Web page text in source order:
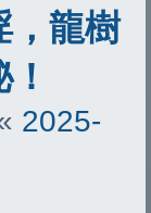
，龍樹
2025-